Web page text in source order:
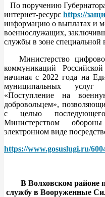
По поручению
интернет-ресурс https://
информацию о выплатах и
военнослужащих,
службы в зоне специальной
Министерство
коммуникаций
начиная с 2022 года на
муниципальных
«Поступление на
добровольцем»,
с целью
Министерством
электронном виде
https://www.gosuslugi.ru/
В Волховском районе
службу в Вооруженные